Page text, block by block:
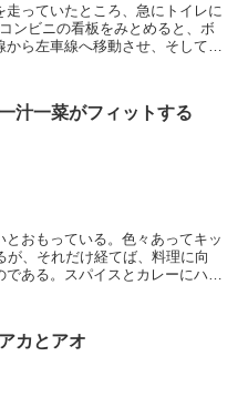
っていたところ、急にトイレに
ンビニの看板をみとめると、ボ
ら左車線へ移動させ、そして道
汁一菜がフィットする
おもっている。色々あってキッ
、それだけ経てば、料理に向
ある。スパイスとカレーにハマ
カとアオ